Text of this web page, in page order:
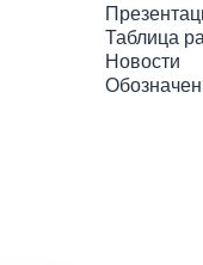
Таблица
Новости